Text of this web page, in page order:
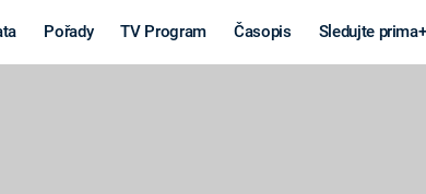
Pořady TV Program Časopis Sledujte prima+